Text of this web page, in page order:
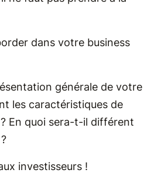
dans votre business
générale de votre
les caractéristiques de
En quoi sera-t-il différent
investisseurs !